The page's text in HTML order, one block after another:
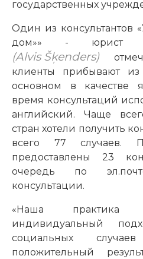
государственных
Один из консультантов
дом»» - юрист
(Alvis Šķenders)
клиенты прибывают
основном в качестве
время консультаций
английский. Чаще
стран хотели получить
всего 77 случаев.
предоставлены 23
очередь по
консультации.
«Наша практика
индивидуальный
социальных
положительный